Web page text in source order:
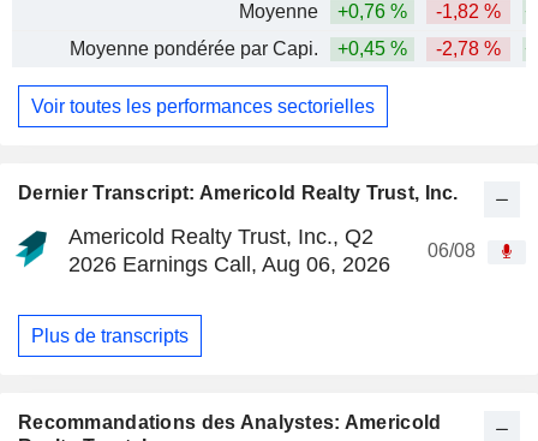
Dernier Transcript: Americold Realty Trust, Inc.
Americold Realty Trust, Inc., Q2
2026 Earnings Call, Aug 06, 2026
06/08
Plus de transcripts
Recommandations des Analystes: Americold
Moyenne
+0,76 % -1,82 %
Moyenne pondérée par Capi.
+0,45 % -2,78 %
Voir toutes les performances sectorielles